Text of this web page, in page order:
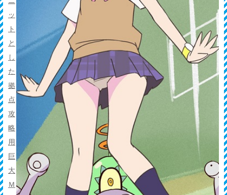
ッ
ト
と
し
た
拠
点
攻
略
用
巨
大
Ｍ